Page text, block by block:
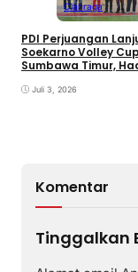
Olahraga
PDI Perjuangan
Soekarno Volley
Sumbawa Timur,
Rakyat
Juli 3, 2026
Komentar
Tinggalkan